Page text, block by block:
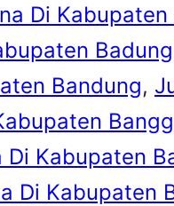
Di Kabupaten
Badung
Bandung,
Di Kabupaten
Di Kabupaten